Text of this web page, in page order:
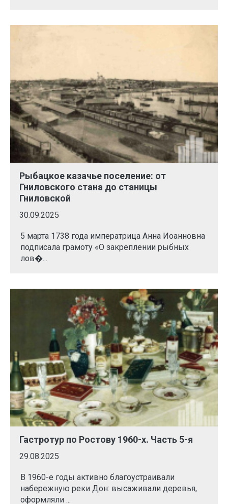
Рыбацкое казачье поселение: от
Гниловского стана до станицы
Гниловской
30.09.2025
5 марта 1738 года императрица Анна Иоанновна
подписала грамоту «О закреплении рыбных
лов�...
Гастротур по Ростову 1960-х. Часть 5-я
29.08.2025
В 1960-е годы активно благоустраивали
набережную реки Дон: высаживали деревья,
оформляли ...